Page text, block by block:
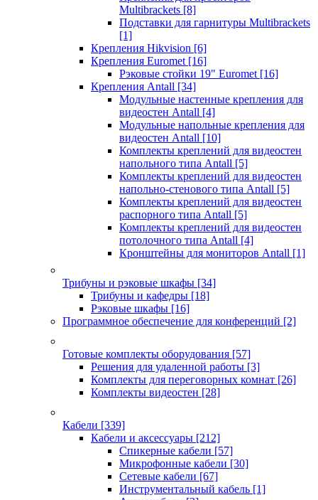
Multibrackets [8]
Подставки для гарнитуры Multibrackets
[1]
Крепления Hikvision [6]
Крепления Euromet [16]
Рэковые стойки 19" Euromet [16]
Крепления Antall [34]
Модульные настенные крепления для
видеостен Antall [4]
Модульные напольные крепления для
видеостен Antall [10]
Комплекты креплений для видеостен
напольного типа Antall [5]
Комплекты креплений для видеостен
напольно-стенового типа Antall [5]
Комплекты креплений для видеостен
распорного типа Antall [5]
Комплекты креплений для видеостен
потолочного типа Antall [4]
Кронштейны для мониторов Antall [1]
Трибуны и рэковые шкафы [34]
Трибуны и кафедры [18]
Рэковые шкафы [16]
Программное обеспечение для конференций [2]
Готовые комплекты оборудования [57]
Решения для удаленной работы [3]
Комплекты для переговорных комнат [26]
Комплекты видеостен [28]
Кабели [339]
Кабели и аксессуары [212]
Спикерные кабели [57]
Микрофонные кабели [30]
Сетевые кабели [67]
Инструментальный кабель [1]